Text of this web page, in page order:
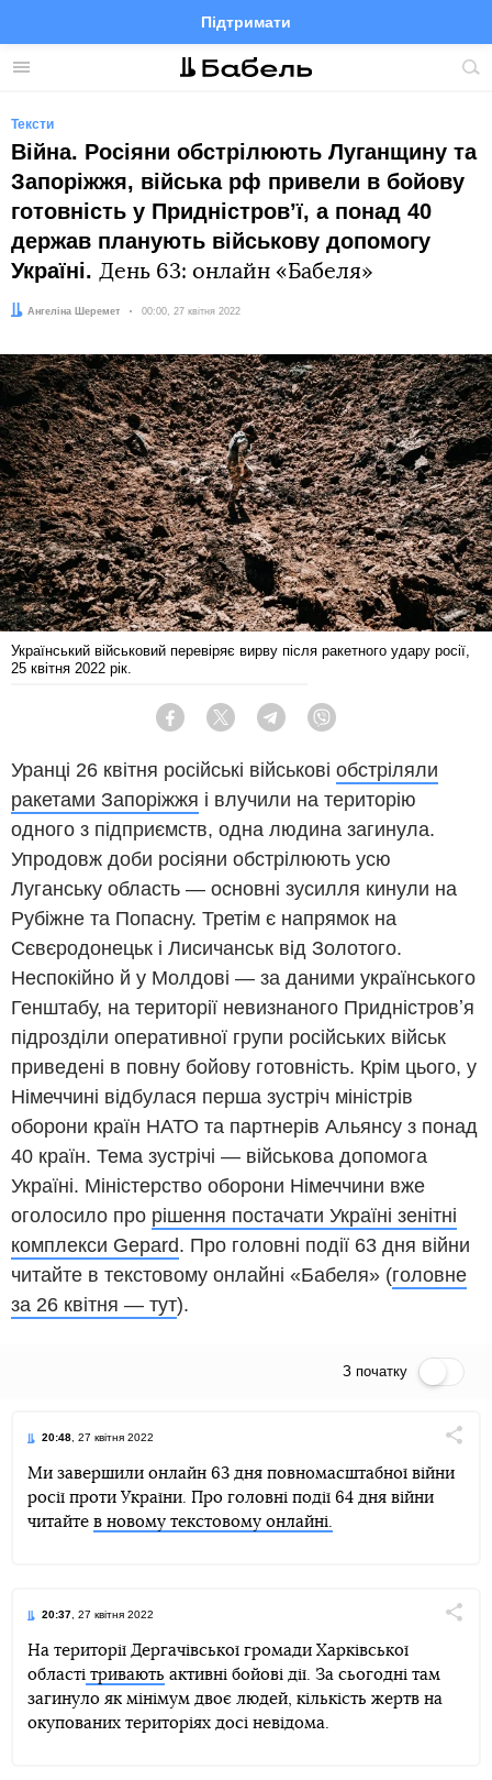
Меню
Підтримати
FacebookTelegramTwitter
Тексти
Війна. Росіяни обстрілюють Луганщину та
Запоріжжя, війська рф привели в бойову
готовність у Придністровʼї, а понад 40
держав планують військову допомогу
Україні. День 63: онлайн «Бабеля»
Автор:
Ангеліна Шеремет Дата:
00:00, 27 квітня 2022
Український військовий перевіряє вирву після ракетного удару росії,
25 квітня 2022 рік.
Facebook Twitter Telegram
Уранці 26 квітня російські військові обстріляли
ракетами Запоріжжя і влучили на територію
одного з підприємств, одна людина загинула.
Упродовж доби росіяни обстрілюють усю
Луганську область — основні зусилля кинули на
Рубіжне та Попасну. Третім є напрямок на
Сєвєродонецьк і Лисичанськ від Золотого.
Неспокійно й у Молдові — за даними українського
Генштабу, на території невизнаного Придністровʼя
підрозділи оперативної групи російських військ
приведені в повну бойову готовність. Крім цього, у
Німеччині відбулася перша зустріч міністрів
оборони країн НАТО та партнерів Альянсу з понад
40 країн. Тема зустрічі — військова допомога
Україні. Міністерство оборони Німеччини вже
оголосило про рішення постачати Україні зенітні
комплекси Gepard. Про головні події 63 дня війни
читайте в текстовому онлайні «Бабеля» (головне
за 26 квітня — тут).
З початку
20:48 , 27 квітня 2022
TelegramFacebookTwitter
Ми завершили онлайн 63 дня повномасштабної війни
росії проти України. Про головні події 64 дня війни
читайте в новому текстовому онлайні.
20:37 , 27 квітня 2022
TelegramFacebook Twitter
На території Дергачівської громади Харківської
області тривають активні бойові дії. За сьогодні там
загинуло як мінімум двоє людей, кількість жертв на
окупованих територіях досі невідома.